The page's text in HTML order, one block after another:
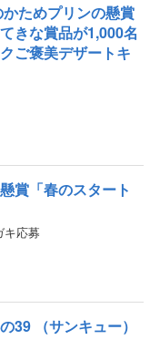
かためプリンの懸賞
きな賞品が1,000名
ご褒美デザートキ
賞「春のスタート
キ応募
39 （サンキュー）